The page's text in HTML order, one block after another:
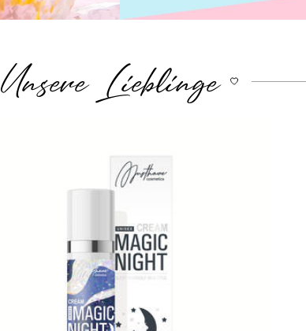
Unsere Lieblinge